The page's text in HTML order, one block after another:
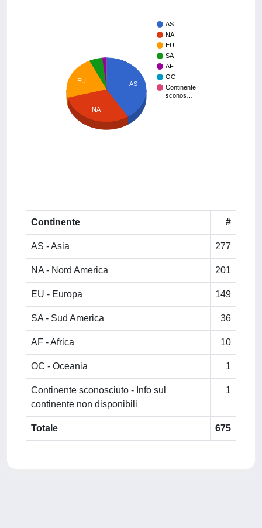
AS
NA
EU
SA
AF
OC
Continente
sconos…
AS
EU
NA
Continente #
AS - Asia 277
NA - Nord America 201
EU - Europa 149
SA - Sud America 36
AF - Africa 10
OC - Oceania 1
Continente sconosciuto - Info sul
continente non disponibili
1
Totale 675